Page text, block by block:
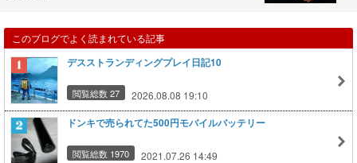
このブログでよく読まれている記事
デスストランディングプレイ日記10
閲覧総数 27 2026.08.08 19:10
ドンキで売られてた500円モバイルバッテリー
閲覧総数 1970 2021.07.26 14:49